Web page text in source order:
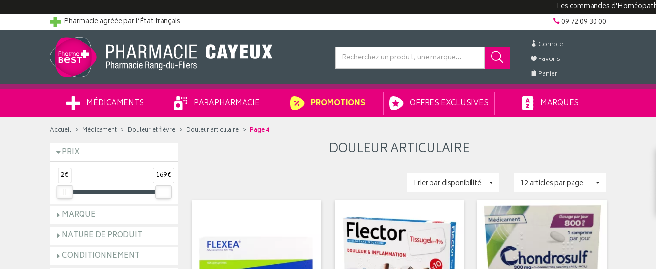
Les commandes d'Homéopathie
Pharmacie agréée par l’État français
09 72 09 30 00
Compte
Favoris
Panier
MÉDICAMENTS PARAPHARMACIE PROMOTIONS OFFRES EXCLUSIVES MARQUES
Accueil Médicament Douleur et fièvre Douleur articulaire Page 4
PRIX
2€ 169€
MARQUE
NATURE DE PRODUIT
CONDITIONNEMENT
DOULEUR ARTICULAIRE
Trier par disponibilité 12 articles par page